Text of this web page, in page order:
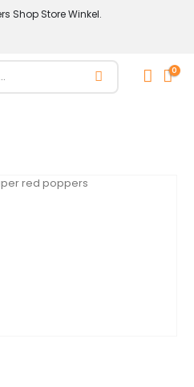
Shop Store Winkel.
0